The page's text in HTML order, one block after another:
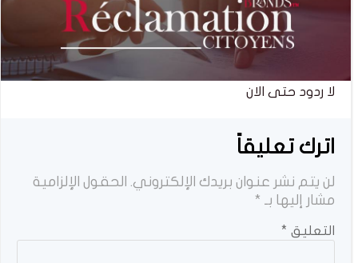
لا ردود حتى الان
اترك تعليقاً
لن يتم نشر عنوان بريدك الإلكتروني. الحقول الإلزامية
مشار إليها بـ *
التعليق *